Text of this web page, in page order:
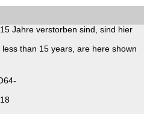
Jahre verstorben sind, sind hier
than 15 years, are here shown